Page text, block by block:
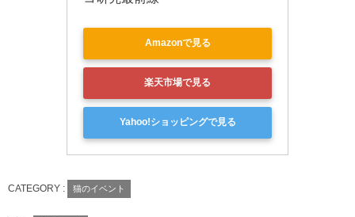
Amazonで見る
楽天市場で見る
Yahoo!ショッピングで見る
CATEGORY : 猫のイベント